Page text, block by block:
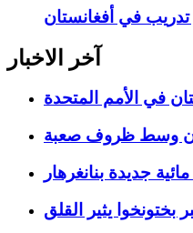
آخر الاخبار
في الأمم المتحدة
جديدة بنانغرهار
بختونخوا يثير القلق